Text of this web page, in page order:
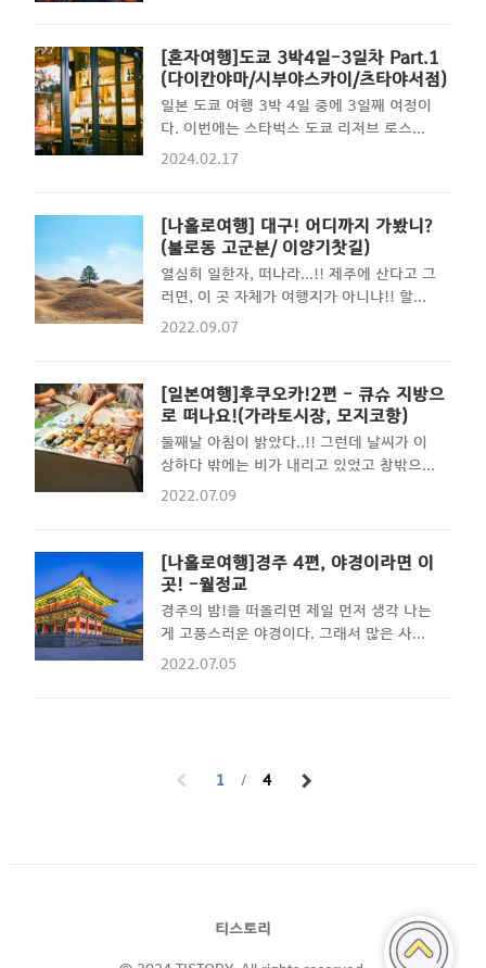
쇼핑을 별로 좋아하지 않는 나의 입장에서는
별로 매력적이진 않았다. 대신에 구글지도를
끄고 그냥 마음이 이끄는대로 골목길 탐방을
해보기로 결정했다. 여행의 묘미 중 하나는
때로는 예상치 못한 놀라..
다..!! 유럽 여행때도 그랬듯이, 인터넷 속도
는 대한민국이 최고여서 아마 홍콩 현지에서
포스팅은 힘들듯 하니, 다녀와서 열심히 포
스팅을 이어나가 보겠습니다..^^ (따라서 5
일 정도 포스팅이 없을 예정입니다!! ) P.S.
홍콩에서 가봐야할 곳들 아시는 부분 있으시
[혼자여행]도쿄 3박4일-3일차 Part.1
(다이칸야마/시부야스카이/츠타야서점)
일본 도쿄 여행 3박 4일 중에 3일째 여정이
다. 이번에는 스타벅스 도쿄 리저브 로스터
리 와 고항야잇신 그리고 도쿄 근교 도시인
도쿄가 볼만한 곳을 찾는다면 이 포스팅을
참고하라. HTML 삽입 미리보기할 수 없는
소스 1_날씨가 문제다. 항상 날씨가 문제다.
이미 알고는 있었지만 비가 생각보다 많이
내린다. 현지에서 조달할 수 있는 거는 그 나
라에서 사는 것을 원칙으로 하기에 우산은
바란다. 다이소에 익숙해진 가격을 생각했다
가 큰코다쳤다. 아무리 싼 얇은 우산도 환율
고려해도 만원이 넘는다..ㅠㅠ 여행의 세번
째 날이 시작되었다. 이번..
2024.02.17
[나홀로여행] 대구! 어디까지 가봤니?
(불로동 고군분/ 이양기찻길)
열심히 일한자, 떠나라...!! 제주에 산다고 그
러면, 이 곳 자체가 여행지가 아니냐!! 할수
있지만, 막상 여기에 살아보면 꼭 그렇지도
이 아니듯이 말이다. 그래서 나는 가끔 아니
자주, 다른 지역으로의 여행을 떠난다. 진짜
로 휴가가 짧을 때는 서귀포로 가서 올레길
을 걷기만해도 좋긴 하지 말이다. 그래서, 나
다녀오면 자꾸 다녀오고 싶고 일 할때마다
어느새 내 손은 항공기 예매 버튼을 누르고
있다. 물론 여행은 어떻게보면 즐거운 중독
이긴 하지만 말이다. 그래서 일을 열심히 해
서 차곡차..
2022.09.07
[일본여행]후쿠오카!2편 - 큐슈 지방으
로 떠나요!(가라토시장, 모지코항)
둘째날 아침이 밝았다..!! 그런데 날씨가 이
상하다 밖에는 비가 내리고 있었고 창밖으로
바라보는 하늘이 우중충해보였다. 날씨가 계
무엇인가? 스마트폰이면 다 되는 세상 아닌
가? 그래서 여행 전에 미리 날씨정보를 검색
해서 비가 올지는 알고 있었지만... 막상 창
밖을 바라보니 이건, 그냥 비가 아니라 폭우
맞을 각오가 필요한 날씨다. 여행을 할 때는
럽기는 하지만 운동화가 젖는것 보단 훨씬
2022.07.09
[나홀로여행]경주 4편, 야경이라면 이
곳! -월정교
경주의 밤!을 떠올리면 제일 먼저 생각 나는
게 고풍스러운 야경이다. 그래서 많은 사람
들이 무더운 날씨임에도 불구하고 아쉬운 밤
조된 것으로 삼국사기에 기록되어 있다. 월
정교를 만든 이유는 월성 남쪽 강 건너에 관
타 무너진 것으로 추정된다. 이후 2004년
부터 본격적인 복원 논의가 이어졌는데 경주
2022.07.05
1 4
티스토리